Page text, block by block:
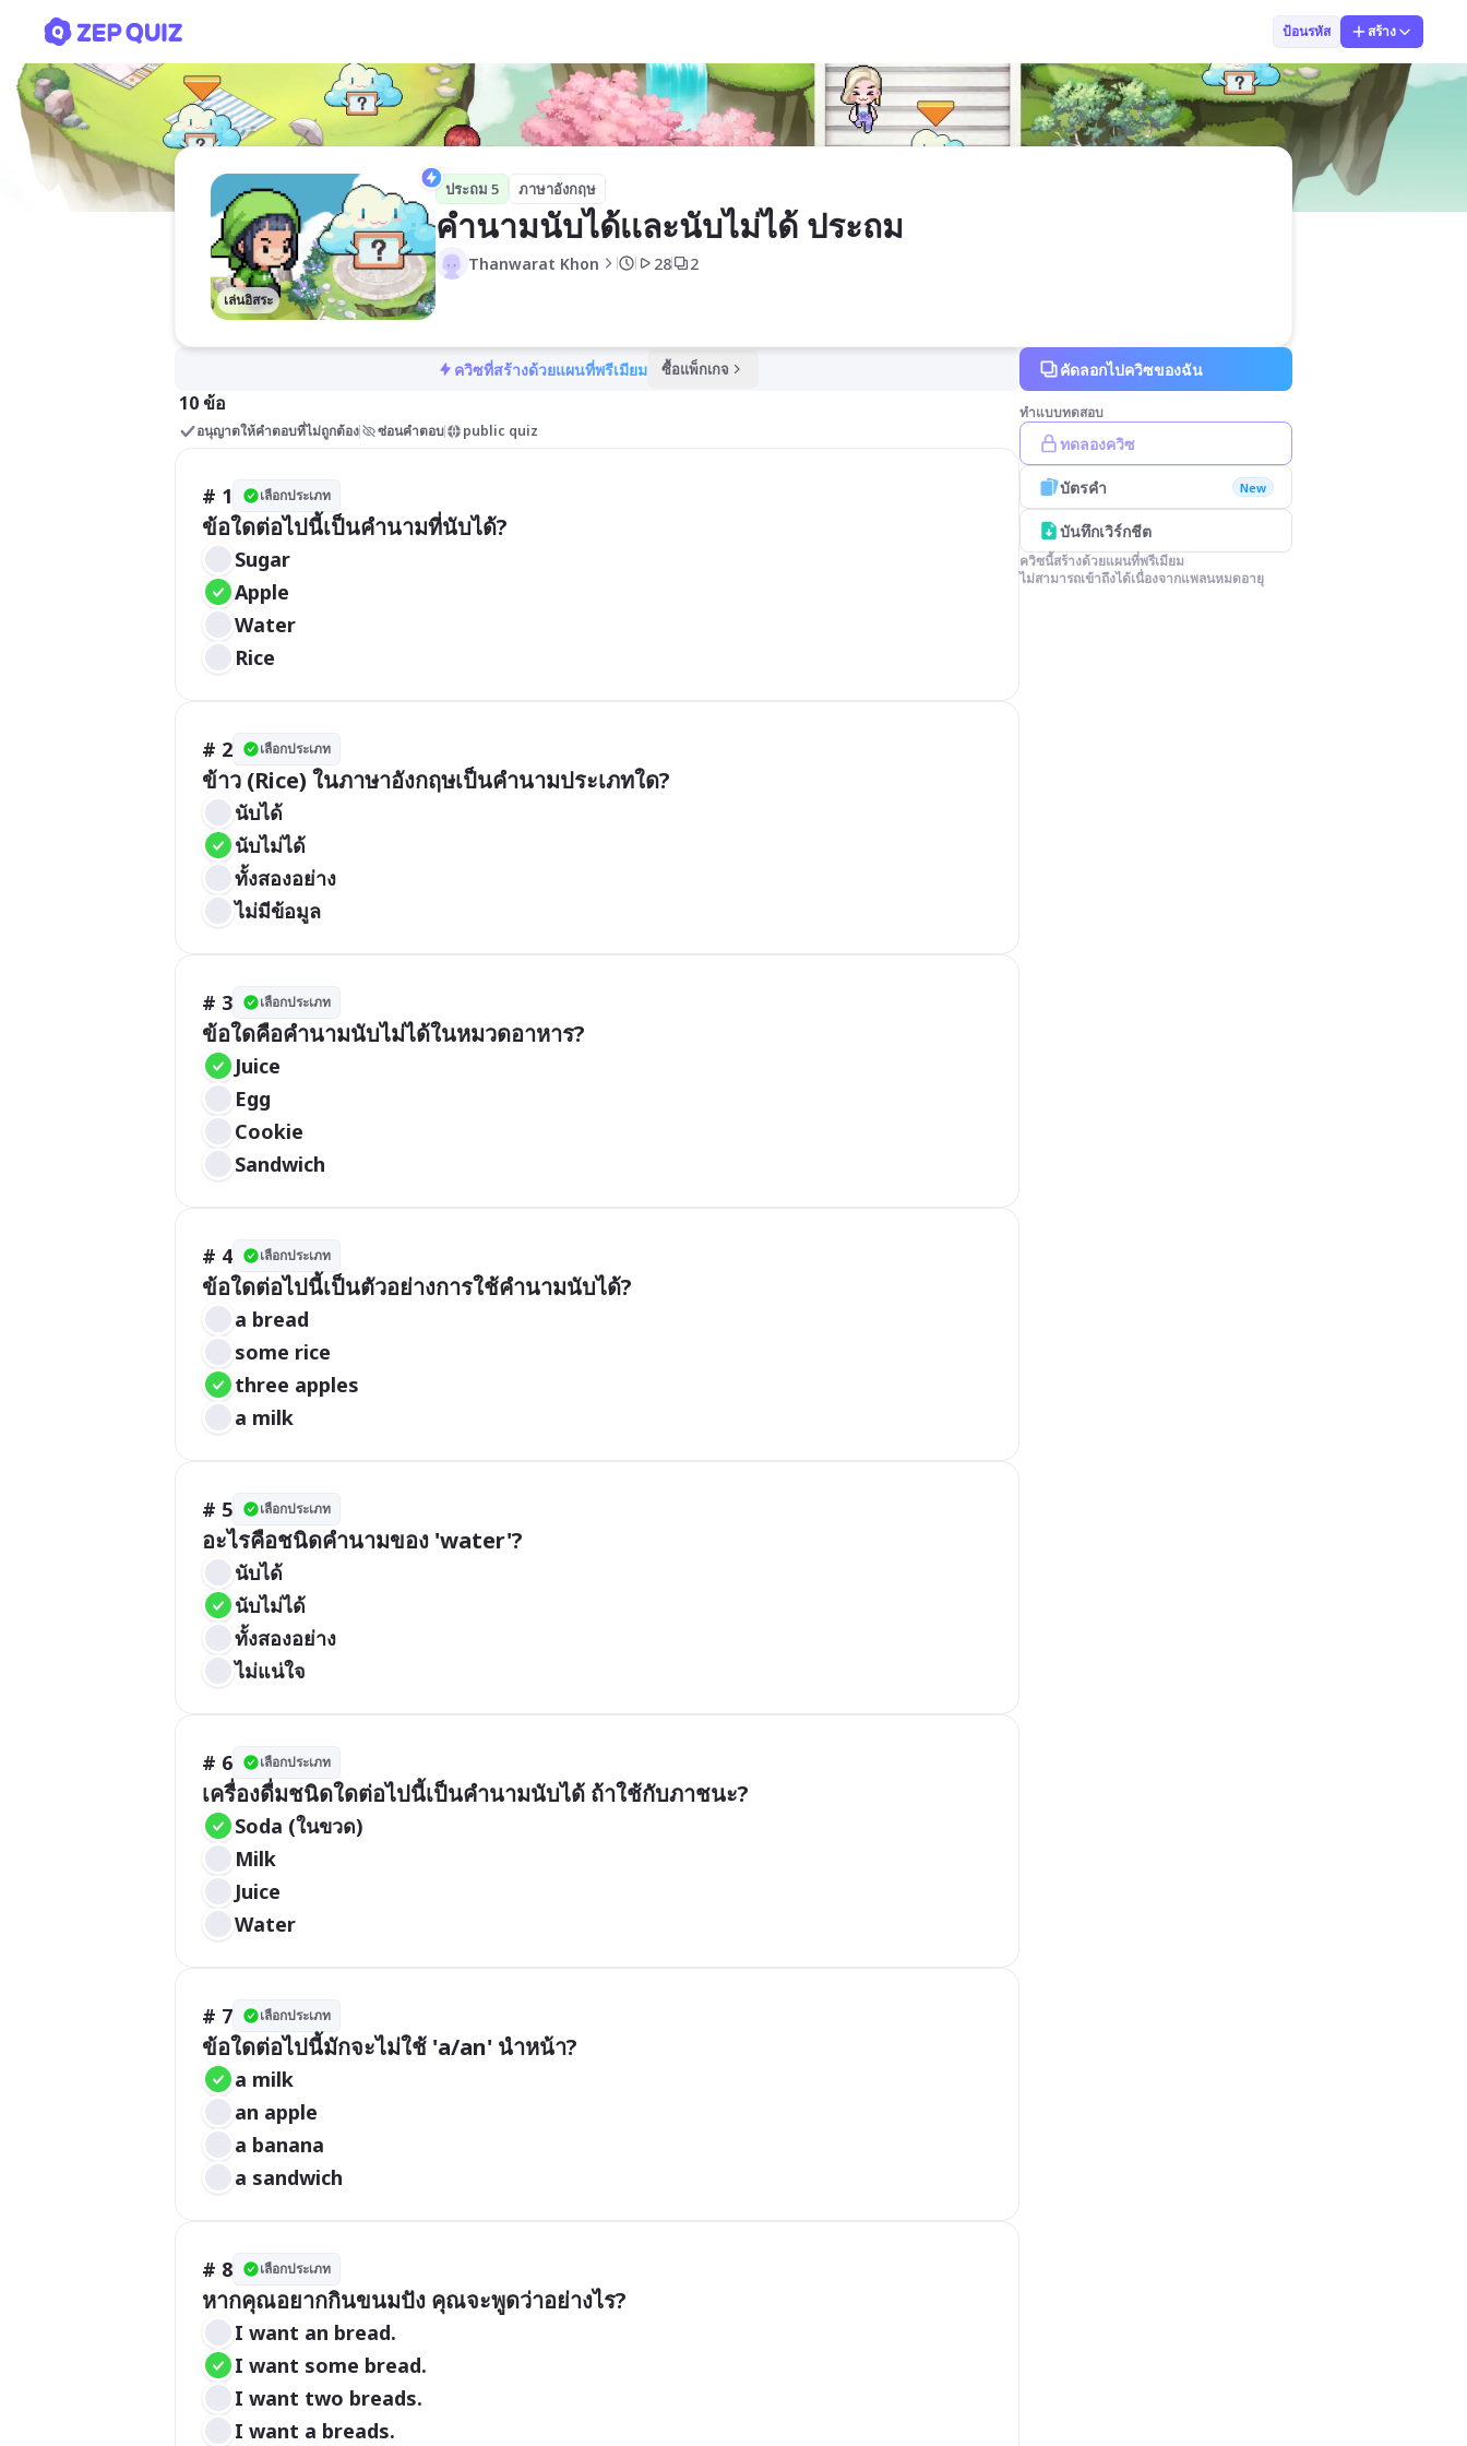
ป้อนรหัส สร้าง
เล่นอิสระ
ประถม 5 ภาษาอังกฤษ
คำนามนับได้เเละนับไม่ได้ ประถม
Thanwarat Khon 28 2
ควิซที่สร้างด้วยแผนที่พรีเมียม ซื้อแพ็กเกจ
10 ข้อ
อนุญาตให้คำตอบที่ไม่ถูกต้อง ซ่อนคำตอบ public quiz
# 1 เลือกประเภท
ข้อใดต่อไปนี้เป็นคำนามที่นับได้?
Sugar
Apple
Water
Rice
# 2 เลือกประเภท
ข้าว (Rice) ในภาษาอังกฤษเป็นคำนามประเภทใด?
นับได้
นับไม่ได้
ทั้งสองอย่าง
ไม่มีข้อมูล
# 3 เลือกประเภท
ข้อใดคือคำนามนับไม่ได้ในหมวดอาหาร?
Juice
Egg
Cookie
Sandwich
# 4 เลือกประเภท
ข้อใดต่อไปนี้เป็นตัวอย่างการใช้คำนามนับได้?
a bread
some rice
three apples
a milk
# 5 เลือกประเภท
อะไรคือชนิดคำนามของ 'water'?
นับได้
นับไม่ได้
ทั้งสองอย่าง
ไม่แน่ใจ
# 6 เลือกประเภท
เครื่องดื่มชนิดใดต่อไปนี้เป็นคำนามนับได้ ถ้าใช้กับภาชนะ?
Soda (ในขวด)
Milk
Juice
Water
# 7 เลือกประเภท
ข้อใดต่อไปนี้มักจะไม่ใช้ 'a/an' นำหน้า?
a milk
an apple
a banana
a sandwich
# 8 เลือกประเภท
หากคุณอยากกินขนมปัง คุณจะพูดว่าอย่างไร?
I want an bread.
I want some bread.
I want two breads.
I want a breads.
คัดลอกไปควิซของฉัน
ทำแบบทดสอบ
ทดลองควิซ
บัตรคำ New
บันทึกเวิร์กชีต
ควิซนี้สร้างด้วยแผนที่พรีเมียม
ไม่สามารถเข้าถึงได้เนื่องจากแพลนหมดอายุ